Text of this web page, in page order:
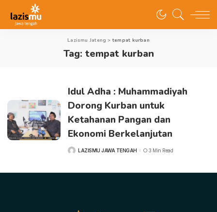
Lazismu Jateng > tempat kurban
Tag: tempat kurban
Idul Adha : Muhammadiyah
Dorong Kurban untuk
Ketahanan Pangan dan
Ekonomi Berkelanjutan
LAZISMU JAWA TENGAH 3 Min Read